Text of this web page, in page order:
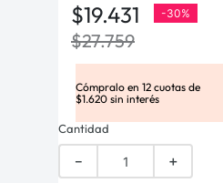
$19.431 -30%
$27.759
Cómpralo en 12 cuotas de
$1.620 sin interés
Cantidad
＋
－